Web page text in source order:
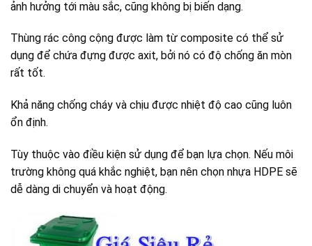
ảnh hưởng tới màu sắc, cũng không bị biến dạng.
Thùng rác công cộng được làm từ composite có thể sử
dụng để chứa đựng được axit, bởi nó có độ chống ăn mòn
rất tốt.
Khả năng chống cháy và chịu được nhiệt độ cao cũng luôn
ổn định.
Tùy thuộc vào điều kiện sử dụng để bạn lựa chọn. Nếu môi
trường không quá khắc nghiệt, bạn nên chọn nhựa HDPE sẽ
dễ dàng di chuyển và hoạt động.